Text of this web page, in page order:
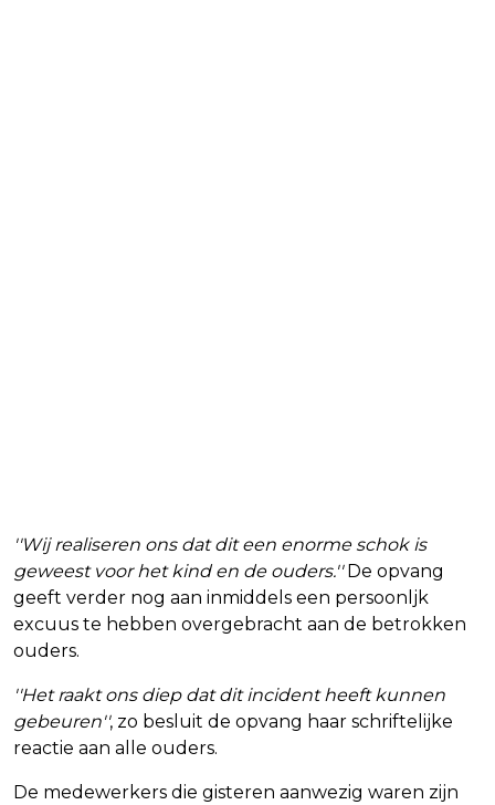
''Wij realiseren ons dat dit een enorme schok is
geweest voor het kind en de ouders.''De opvang
geeft verder nog aan inmiddels een persoonljk
excuus te hebben overgebracht aan de betrokken
ouders.
''Het raakt ons diep dat dit incident heeft kunnen
gebeuren'', zo besluit de opvang haar schriftelijke
reactie aan alle ouders.
De medewerkers die gisteren aanwezig waren zijn